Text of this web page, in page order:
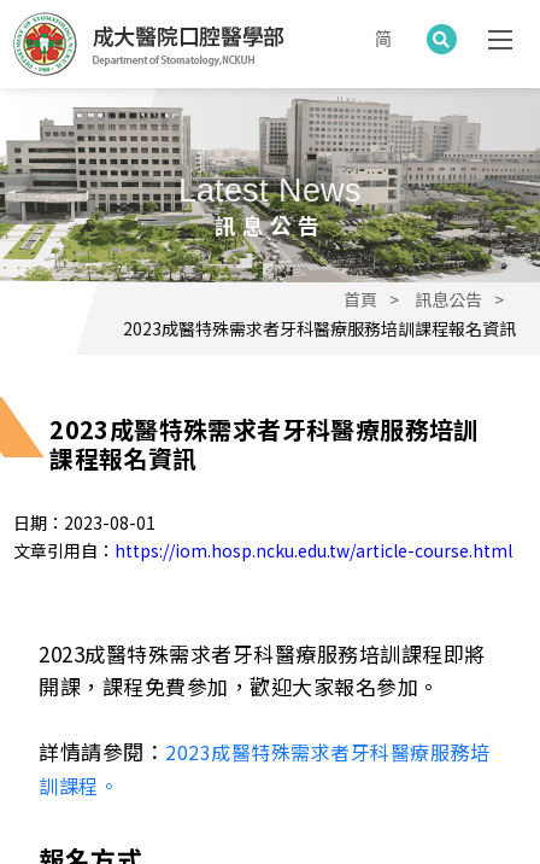
简
Latest News
訊息公告
首頁
訊息公告
2023成醫特殊需求者牙科醫療服務培訓課程報名資訊
2023成醫特殊需求者牙科醫療服務培訓
課程報名資訊
日期：2023-08-01
文章引用自： https://iom.hosp.ncku.edu.tw/article-course.html
2023成醫特殊需求者牙科醫療服務培訓課程即將
開課，課程免費參加，歡迎大家報名參加。
詳情請參閱： 2023成醫特殊需求者牙科醫療服務培
訓課程。